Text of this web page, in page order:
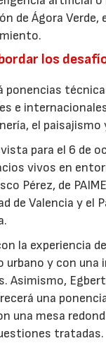
de Ágora
los
ponencias
e
el
para el 6 de
vivos en
Pérez, de
de Valencia y el
la experiencia
urbano y con
Asimismo,
una
una mesa
tratadas.